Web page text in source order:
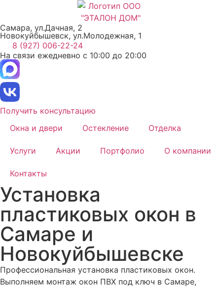
содержимому
Самара, ул.Дачная, 2
Новокуйбышевск, ул.Молодежная, 1
8 (927) 006-22-24
На связи ежедневно с 10:00 до 20:00
Получить консультацию
Окна и двери
Остекление Отделка
Услуги Акции Портфолио О компании
Контакты
Установка
пластиковых окон в
Самаре и
Новокуйбышевске
Профессиональная установка пластиковых окон.
Выполняем монтаж окон ПВХ под ключ в Самаре,